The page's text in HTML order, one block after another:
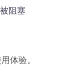
阻塞
体验。